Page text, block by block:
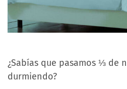
¿Sabías que pasamos ⅓ de
durmiendo?